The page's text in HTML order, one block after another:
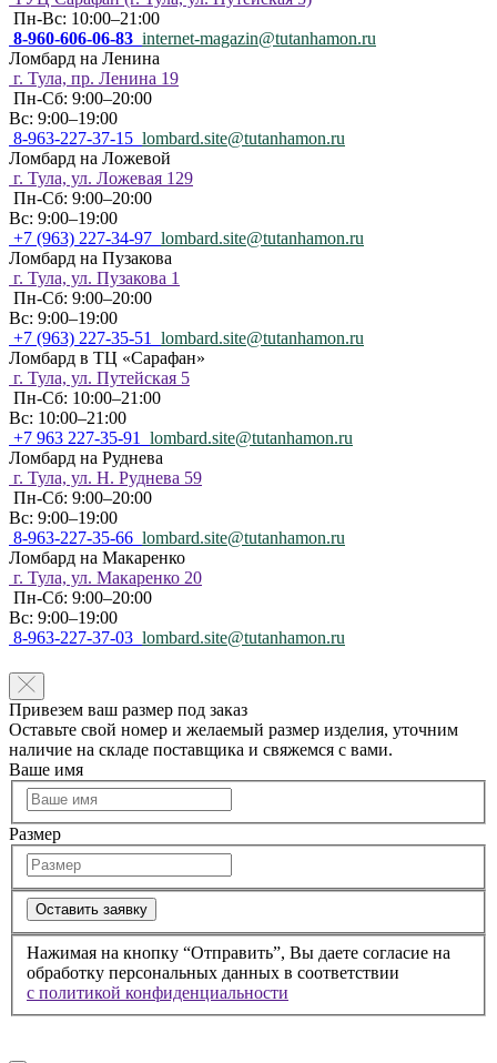
Пн-Вс: 10:00–21:00
8-960-606-06-83 internet-magazin@tutanhamon.ru
Ломбард на Ленина
г. Тула, пр. Ленина 19
Пн-Сб: 9:00–20:00
Вс: 9:00–19:00
8-963-227-37-15 lombard.site@tutanhamon.ru
Ломбард на Ложевой
г. Тула, ул. Ложевая 129
Пн-Сб: 9:00–20:00
Вс: 9:00–19:00
+7 (963) 227-34-97 lombard.site@tutanhamon.ru
Ломбард на Пузакова
г. Тула, ул. Пузакова 1
Пн-Сб: 9:00–20:00
Вс: 9:00–19:00
+7 (963) 227-35-51
lombard.site@tutanhamon.ru
Ломбард в ТЦ «Сарафан»
г. Тула, ул. Путейская 5
Пн-Сб: 10:00–21:00
Вс: 10:00–21:00
+7 963 227-35-91
lombard.site@tutanhamon.ru
Ломбард на Руднева
г. Тула, ул. Н. Руднева 59
Пн-Сб: 9:00–20:00
Вс: 9:00–19:00
8-963-227-35-66 lombard.site@tutanhamon.ru
Ломбард на Макаренко
г. Тула, ул. Макаренко 20
Пн-Сб: 9:00–20:00
Вс: 9:00–19:00
8-963-227-37-03 lombard.site@tutanhamon.ru
Привезем ваш размер под заказ
Оставьте свой номер и желаемый размер изделия, уточним
наличие на складе поставщика и свяжемся с вами.
Ваше имя
Размер
Оставить заявку
Нажимая на кнопку “Отправить”, Вы даете согласие на
обработку персональных данных в соответствии
с политикой конфиденциальности